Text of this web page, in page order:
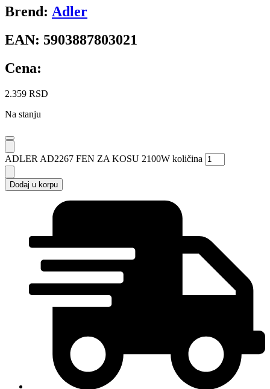
Brend: Adler
EAN: 5903887803021
Cena:
2.359 RSD
Na stanju
ADLER AD2267 FEN ZA KOSU 2100W količina
Dodaj u korpu